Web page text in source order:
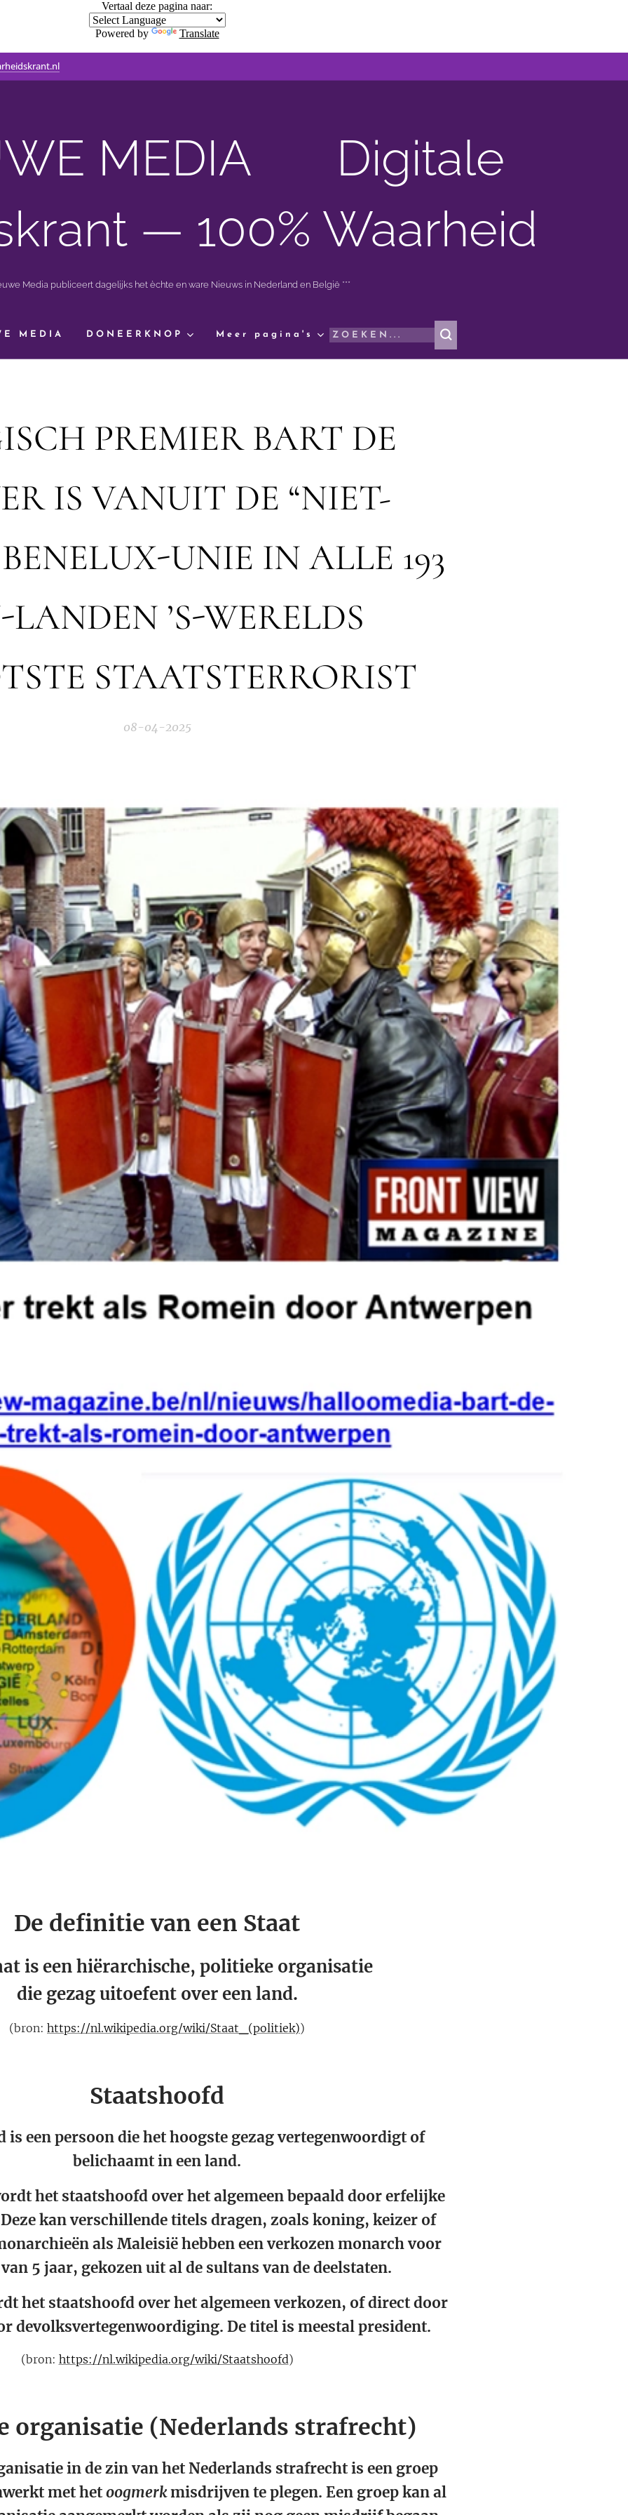
Vertaal deze pagina naar:
Powered by Translate
MEDIA 🟣 Digitale
— 100% Waarheid
Media publiceert dagelijks het èchte en ware Nieuws in Nederland en België ***
MEDIA DONEERKNOP Meer pagina's
PREMIER BART DE
IS VANUIT DE “NIET-
UNIE IN ALLE 193
’S-WERELDS
STAATSTERRORIST
08-04-2025
De definitie van een Staat
is een hiërarchische, politieke organisatie
die gezag uitoefent over een land.
(bron: https://nl.wikipedia.org/wiki/Staat_(politiek))
Staatshoofd
is een persoon die het hoogste gezag vertegenwoordigt of
belichaamt in een land.
het staatshoofd over het algemeen bepaald door erfelijke
kan verschillende titels dragen, zoals koning, keizer of
als Maleisië hebben een verkozen monarch voor
5 jaar, gekozen uit al de sultans van de deelstaten.
het staatshoofd over het algemeen verkozen, of direct door
devolksvertegenwoordiging. De titel is meestal president.
(bron: https://nl.wikipedia.org/wiki/Staatshoofd)
organisatie (Nederlands strafrecht)
in de zin van het Nederlands strafrecht is een groep
met hetoogmerkmisdrijven te plegen. Een groep kan al